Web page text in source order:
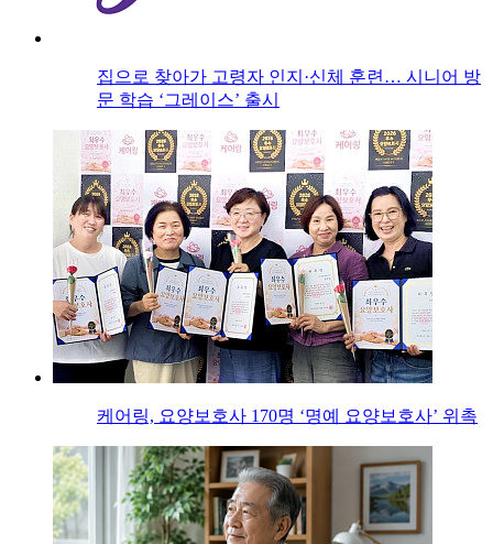
집으로 찾아가 고령자 인지·신체 훈련… 시니어 방
문 학습 ‘그레이스’ 출시
케어링, 요양보호사 170명 ‘명예 요양보호사’ 위촉